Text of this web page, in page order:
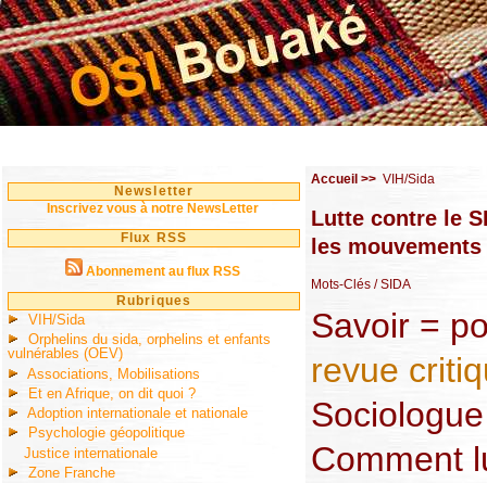
Newsletter
Inscrivez vous à notre NewsLetter
Flux RSS
Abonnement au flux RSS
Rubriques
VIH/Sida
Orphelins du sida, orphelins et enfants
vulnérables (OEV)
Associations, Mobilisations
Et en Afrique, on dit quoi ?
Adoption internationale et nationale
Psychologie géopolitique
Justice internationale
Zone Franche
Accueil >> VIH/Sida
Lutte contre le
les
Mots-Clés / SIDA
Savoir =
revue
Comment